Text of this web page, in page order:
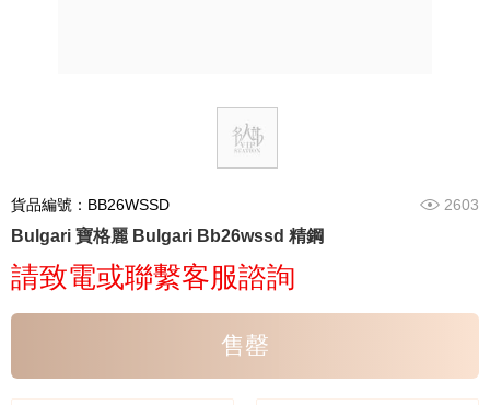
貨品編號：BB26WSSD 2603
Bulgari 寶格麗 Bulgari Bb26wssd 精鋼
請致電或聯繫客服諮詢
售罄